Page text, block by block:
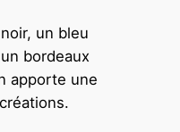
un bleu
bordeaux
apporte une